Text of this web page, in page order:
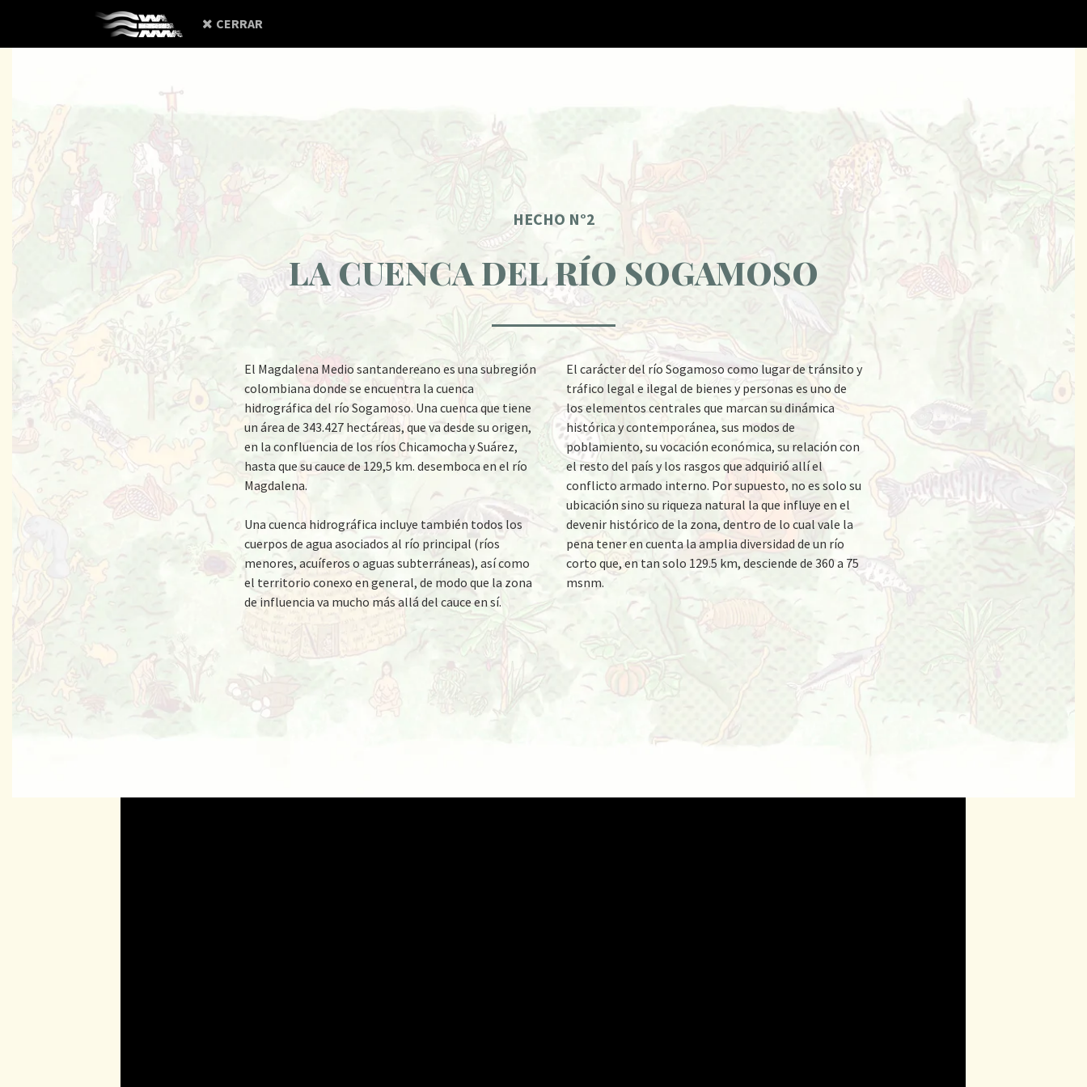
Rio Sogamoso
CERRAR
HECHO N°2
LA CUENCA DEL RÍO SOGAMOSO
El Magdalena Medio santandereano es una subregión
colombiana donde se encuentra la cuenca
hidrográfica del río Sogamoso. Una cuenca que tiene
un área de 343.427 hectáreas, que va desde su origen,
en la confluencia de los ríos Chicamocha y Suárez,
hasta que su cauce de 129,5 km. desemboca en el río
Magdalena.
Una cuenca hidrográfica incluye también todos los
cuerpos de agua asociados al río principal (ríos
menores, acuíferos o aguas subterráneas), así como
el territorio conexo en general, de modo que la zona
de influencia va mucho más allá del cauce en sí.
El carácter del río Sogamoso como lugar de tránsito y
tráfico legal e ilegal de bienes y personas es uno de
los elementos centrales que marcan su dinámica
histórica y contemporánea, sus modos de
poblamiento, su vocación económica, su relación con
el resto del país y los rasgos que adquirió allí el
conflicto armado interno. Por supuesto, no es solo su
ubicación sino su riqueza natural la que influye en el
devenir histórico de la zona, dentro de lo cual vale la
pena tener en cuenta la amplia diversidad de un río
corto que, en tan solo 129.5 km, desciende de 360 a 75
msnm.